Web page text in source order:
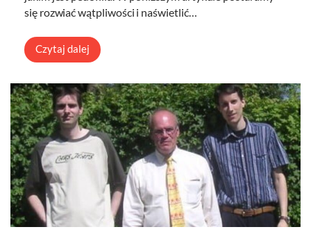
się rozwiać wątpliwości i naświetlić…
Czytaj dalej